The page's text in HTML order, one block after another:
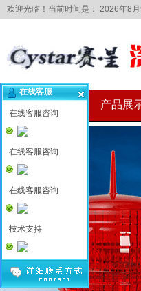
欢迎光临！当前时间是： 2026年8
网站首页 产品展
在线客服
在线客服咨询
在线客服咨询
在线客服咨询
技术支持